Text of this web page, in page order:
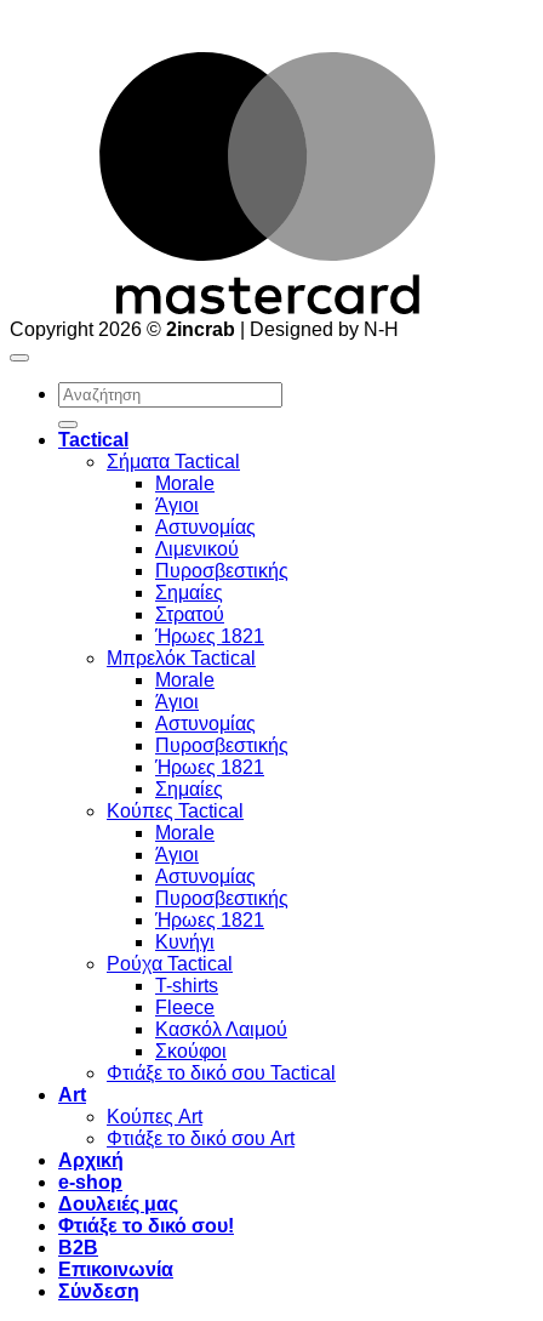
Copyright 2026 © 2incrab | Designed by N-H
Αναζήτηση
για:
Tactical
Σήματα Tactical
Morale
Άγιοι
Αστυνομίας
Λιμενικού
Πυροσβεστικής
Σημαίες
Στρατού
Ήρωες 1821
Μπρελόκ Tactical
Morale
Άγιοι
Αστυνομίας
Πυροσβεστικής
Ήρωες 1821
Σημαίες
Κούπες Tactical
Morale
Άγιοι
Αστυνομίας
Πυροσβεστικής
Ήρωες 1821
Κυνήγι
Ρούχα Tactical
T-shirts
Fleece
Κασκόλ Λαιμού
Σκούφοι
Φτιάξε το δικό σου Tactical
Art
Κούπες Art
Φτιάξε το δικό σου Art
Αρχική
e-shop
Δουλειές μας
Φτιάξε το δικό σου!
B2B
Επικοινωνία
Σύνδεση